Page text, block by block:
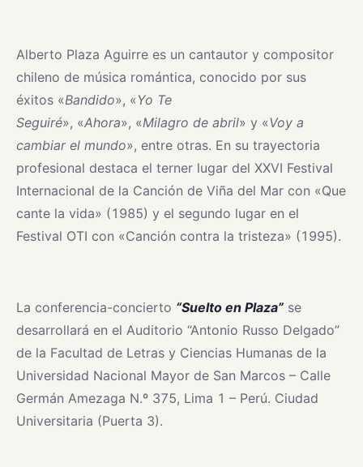
Alberto Plaza Aguirre es un cantautor y compositor
chileno de música romántica, conocido por sus
éxitos «Bandido», «Yo Te
Seguiré», «Ahora», «Milagro de abril» y «Voy a
cambiar el mundo», entre otras. En su trayectoria
profesional destaca el terner lugar del XXVI Festival
Internacional de la Canción de Viña del Mar con «Que
cante la vida» (1985) y el segundo lugar en el
Festival OTI con «Canción contra la tristeza» (1995).
La conferencia-concierto “Suelto en Plaza” se
desarrollará en el Auditorio “Antonio Russo Delgado”
de la Facultad de Letras y Ciencias Humanas de la
Universidad Nacional Mayor de San Marcos – Calle
Germán Amezaga N.º 375, Lima 1 – Perú. Ciudad
Universitaria (Puerta 3).